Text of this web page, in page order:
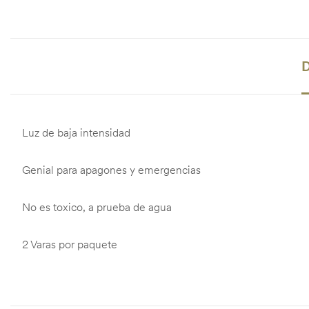
Luz de baja intensidad
Genial para apagones y emergencias
No es toxico, a prueba de agua
2 Varas por paquete